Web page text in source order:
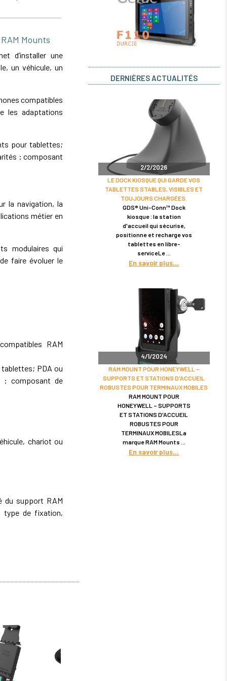
Mounts
d’installer une
un véhicule, un
compatibles
les adaptations
pour tablettes;
: composant
la navigation, la
métier en
modulaires qui
faire évoluer le
RAM
PDA ou
: composant de
chariot ou
du support RAM
type de fixation,
DERNIÈRES ACTUALITÉS
2/2/2026
LE DOCK KIOSQUE QUI GARDE VOS
TABLETTES STABLES, VISIBLES ET
TOUJOURS CHARGÉES.
GDS® Uni-Conn™ Dock
kiosque : la station
d'accueil qui sécurise,
positionne et recharge vos
tablettes en libre-
serviceLe
En savoir plus
4/1/2024
RAM MOUNT POUR HONEYWELL –
SUPPORTS ET STATIONS D'ACCUEIL
ROBUSTES POUR TERMINAUX MOBILES
RAM MOUNT POUR
HONEYWELL – SUPPORTS
ET STATIONS D'ACCUEIL
ROBUSTES POUR
TERMINAUX MOBILESLa
marque RAM Mounts
En savoir plus